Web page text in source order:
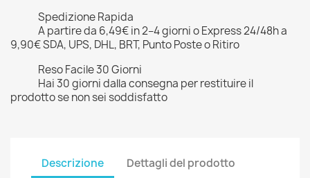
Spedizione Rapida
A partire da 6,49€ in 2–4 giorni o Express 24/48h a
9,90€ SDA, UPS, DHL, BRT, Punto Poste o Ritiro
Reso Facile 30 Giorni
Hai 30 giorni dalla consegna per restituire il
prodotto se non sei soddisfatto
Descrizione
Dettagli del prodotto